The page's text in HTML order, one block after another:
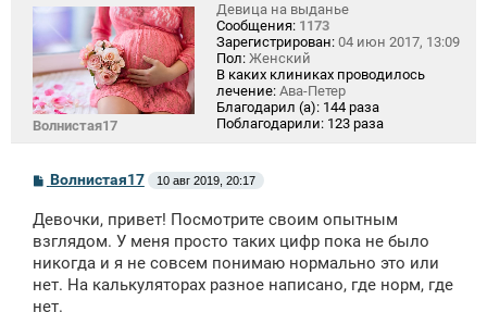
Волнистая17
Девица на выданье
Сообщения: 1173
Зарегистрирован: 04 июн 2017, 13:09
Пол: Женский
В каких клиниках проводилось
лечение: Ава-Петер
Благодарил (а): 144 раза
Поблагодарили: 123 раза
С
б
щ
н
и
Волнистая17 10 авг 2019, 20:17
Девочки, привет! Посмотрите своим опытным
взглядом. У меня просто таких цифр пока не было
никогда и я не совсем понимаю нормально это или
нет. На калькуляторах разное написано, где норм, где
нет.